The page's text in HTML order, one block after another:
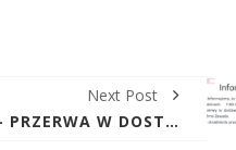
Next Post
OGŁOSZENIE – PRZERWA W DOSTAWIE WODY DNIA 26.05.18R. W MIEJSCOWOŚCI: GÓRNO-ZAWADA.